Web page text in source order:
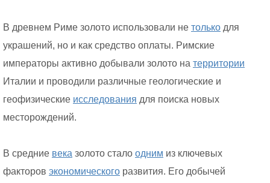
В древнем Риме золото использовали не только для
украшений, но и как средство оплаты. Римские
императоры активно добывали золото на территории
Италии и проводили различные геологические и
геофизические исследования для поиска новых
месторождений.
В средние века золото стало одним из ключевых
факторов экономического развития. Его добычей